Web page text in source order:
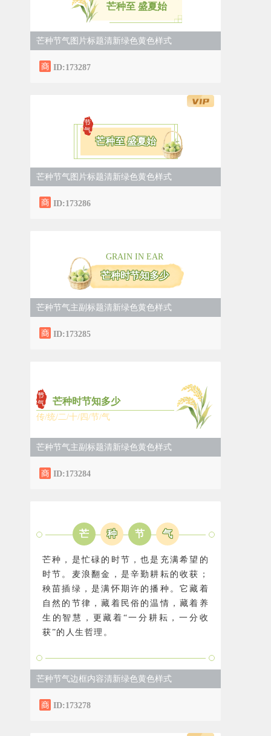
芒种至 盛夏始
芒种节气图片标题清新绿色黄色样式
ID:173287
芒种至 盛夏始
芒种节气图片标题清新绿色黄色样式
ID:173286
GRAIN IN EAR
芒种时节知多少
芒种节气主副标题清新绿色黄色样式
ID:173285
芒种时节知多少
传/统/二/十/四/节/气
芒种节气主副标题清新绿色黄色样式
ID:173284
芒 种 节 气
芒种，是忙碌的时节，也是充满希望的
时节。麦浪翻金，是辛勤耕耘的收获；
秧苗插绿，是满怀期许的播种。它藏着
自然的节律，藏着民俗的温情，藏着养
生的智慧，更藏着“一分耕耘，一分收
获”的人生哲理。
芒种节气边框内容清新绿色黄色样式
ID:173278